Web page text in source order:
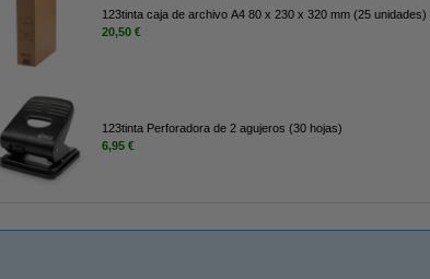
123tinta caja de archivo A4 80 x 230 x 320 mm (25 unidades)
20,50 €
123tinta Perforadora de 2 agujeros (30 hojas)
6,95 €